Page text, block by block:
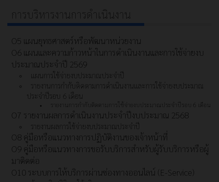
การบริหารงานการดำเนินงาน
O5 แผนยุทธศาสตร์หรือพัฒนาหน่วยงาน
O6 แผนและความก้าวหน้าในการดำเนินงานและการใช้จ่ายงบ
ประมาณประจำปี 2569
แผนการใช้จ่ายงบประมาณประจำปี
รายงานการกำกับติดตามการดำเนินงานและการใช้จ่ายงบประมาณ
ประจำปีรอบ 6 เดือน
รายงานการกำกับติดตามการใช้จ่ายงบประมาณประจำปีรอบ 6 เดือน
O7 รายงานผลการดำเนินงานประจำปีงบประมาณ 2568
รายงานผลการใช้จ่ายงบประมาณประจำปี
O8 คู่มือหรือแนวทางการปฏิบัติงานของเจ้าหน้าที่
O9 คู่มือหรือแนวทางการขอรับบริการสำหรับผู้รับบริการหรือผู้
มาติดต่อ
O10 ระบบการให้บริการผ่านซ่องทางออนไลน์ (E-Service)